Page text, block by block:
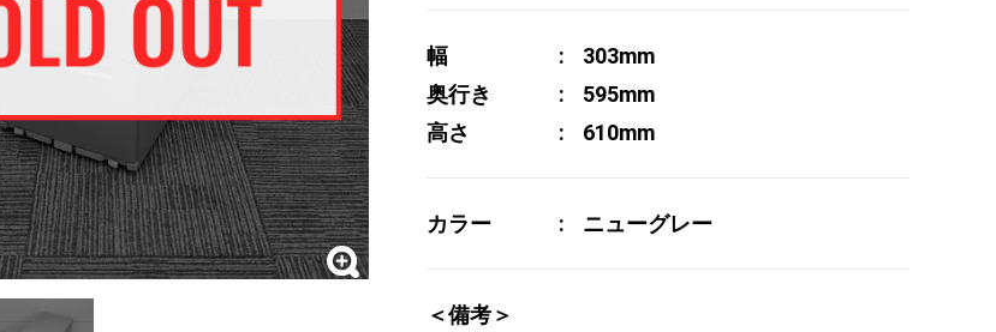
幅
303mm
奥行き
595mm
高さ
610mm
カラー ニューグレー
＜備考＞